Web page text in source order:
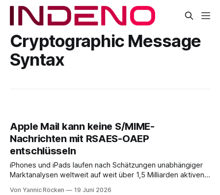
Cryptographic Message
Syntax
Apple Mail kann keine S/MIME-
Nachrichten mit RSAES-OAEP
entschlüsseln
iPhones und iPads laufen nach Schätzungen unabhängiger
Marktanalysen weltweit auf weit über 1,5 Milliarden aktiven
Von Yannic Röcken 19 Juni 2026